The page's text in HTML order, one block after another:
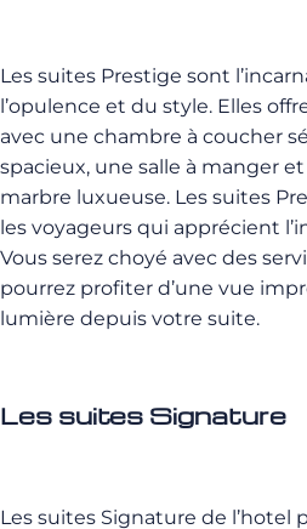
Les suites Prestige sont
l’opulence et du style. Elles
avec une chambre à coucher
spacieux, une salle à manger
marbre luxueuse. Les suites
les voyageurs qui apprécient
Vous serez choyé avec des
pourrez profiter d’une vue
lumière depuis votre suite.
Les suites Signature
Les suites Signature de l’hotel